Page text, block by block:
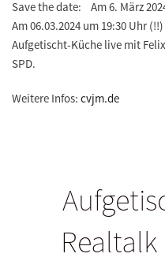
Save the date: Am 6. März
Am 06.03.2024 um 19:30 Uhr
Aufgetischt-Küche live mit
SPD.
Weitere Infos: cvjm.de
Realtalk